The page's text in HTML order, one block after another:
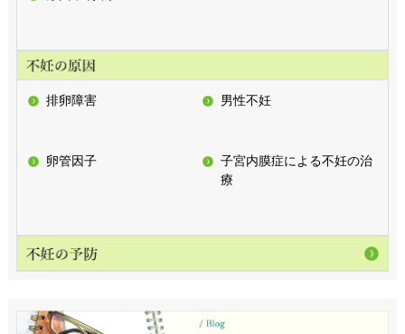
排卵障害 男性不妊
卵管因子
子宮内膜症による不妊の治
療